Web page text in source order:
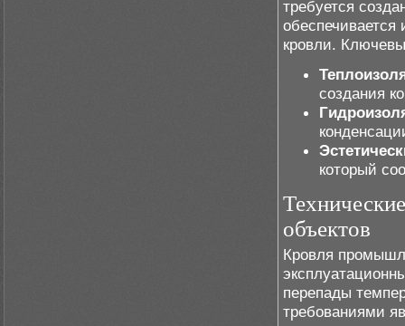
требуется
кровли.
создания
который
объектов
Кровля
перепады
требованиями